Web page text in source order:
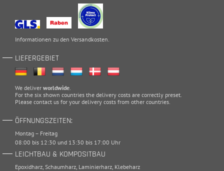
Informationen zu den Versandkosten
LIEFERGEBIET
We deliver worldwide
For the six shown countries the delivery costs are correctly preset.
Please contact us for your delivery costs from other countries.
ÖFFNUNGSZEITEN:
Montag – Freitag
08:00 bis 12:30 und 13:30 bis 17:00 Uhr
LEICHTBAU & KOMPOSITBAU
Epoxidharz Schaumharz Laminierharz Klebeharz